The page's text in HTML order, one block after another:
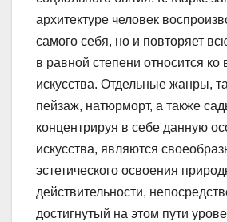
архитектуре человек
самого себя, но и повторяет
в равной степени относится
искусства. Отдельные жанры,
пейзаж, натюрморт, а также
концентрируя в себе данную
искусства, являются
эстетического освоения
действительности,
достигнутый на этом пути